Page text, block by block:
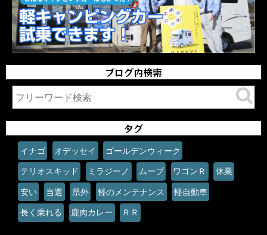
ブログ内検索
タグ
イナゴ オデッセイ ゴールデンウィーク
テリオスキッド ミラジーノ ムーブ ワゴンＲ 休業
安い 当選 県外 軽のメンテナンス 軽自動車
長く乗れる 鹿肉カレー ＲＲ